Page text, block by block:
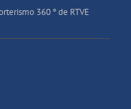
360 º de RTVE